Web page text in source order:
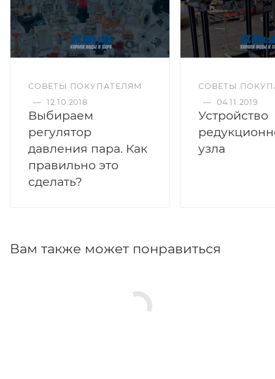
СОВЕТЫ ПОКУПАТЕЛЯМ
— 12.10.2018
Выбираем
регулятор
давления пара. Как
правильно это
сделать?
СОВЕТЫ
— 04.11.2019
Устройство
узла
Вам также может понравиться